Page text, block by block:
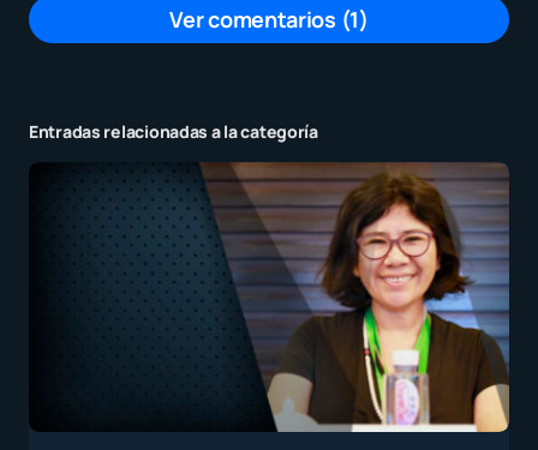
Ver comentarios (1)
por Anathreth Nelkael
21 mayo, 2025 a las 10:50 pm
Tu dirección de correo electrónico no será
publicada.
Los campos obligatorios están
Entradas relacionadas a la categoría